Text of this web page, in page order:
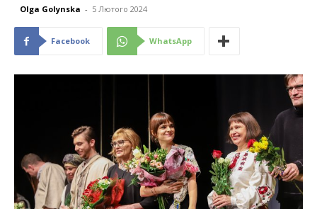
Olga Golynska - 5 Лютого 2024
Facebook WhatsApp